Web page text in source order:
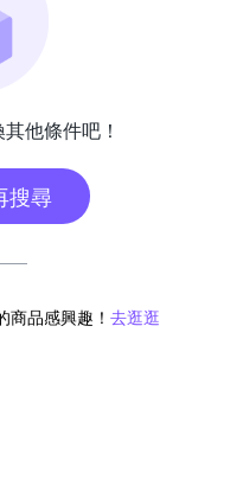
他條件吧！
搜尋
品感興趣！ 去逛逛